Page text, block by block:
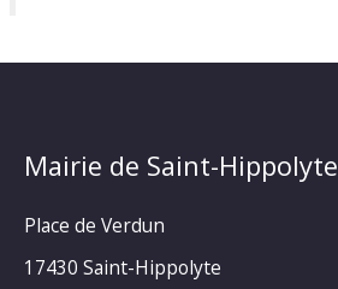
Mairie de Saint-Hippolyte
Place de Verdun
17430 Saint-Hippolyte